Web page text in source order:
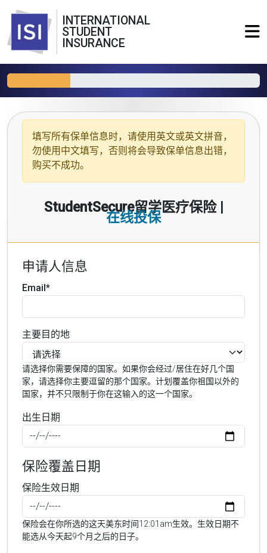
INTERNATIONAL
STUDENT
INSURANCE
填写所有保单信息时，请使用 英文或英文拼音，
勿使用中文填写，否则将会导致保单信息出错，
购买不成功。
StudentSecure留学医疗保险 |
在线投保
申请人信息
Email*
主要目的地
请选择你需要保障的国家。如果你会经过/居住在好几个国
家，请选择你主要逗留的那个国家。计划覆盖你祖国以外的
国家，并不只限制于你在这输入的这一个国家。
出生日期
保险覆盖日期
保险生效日期
保险会在你所选的这天美东时间12:01am生效。生效日期不
能选从今天起9个月之后的日子。